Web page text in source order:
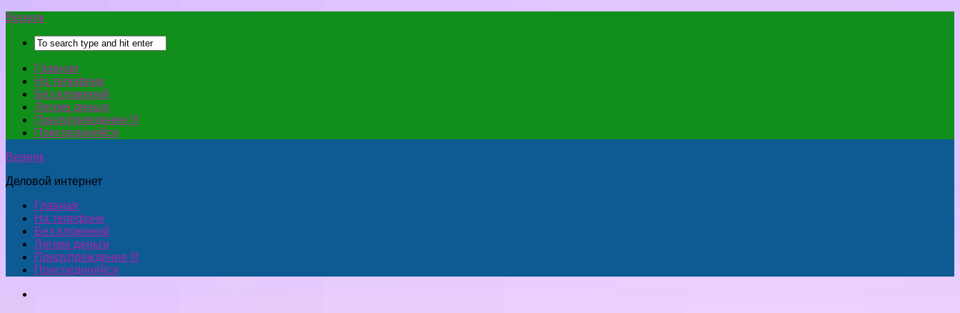
Верняк
Главная
На телефоне
Без вложений
Легкие деньги
Предупреждение !!!
Присоединяйся
Верняк
Деловой интернет
Главная
На телефоне
Без вложений
Легкие деньги
Предупреждение !!!
Присоединяйся